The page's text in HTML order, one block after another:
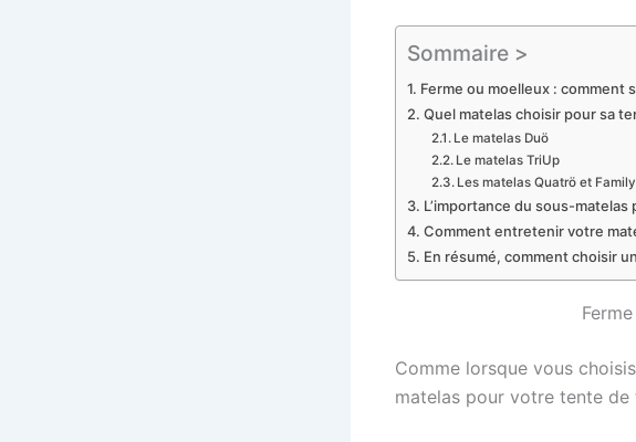
Sommaire >
Ferme ou moelleux : comment
Quel matelas choisir pour sa
Le matelas Duö
Le matelas TriUp
Les matelas Quatrö et Family
L’importance du sous-
Comment entretenir votre
En résumé, comment choisir
Comme lorsque vous
matelas pour votre tente